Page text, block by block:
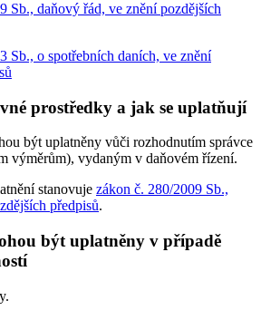
Sb., daňový řád, ve znění pozdějších
Sb., o spotřebních daních, ve znění
prostředky a jak se uplatňují
být uplatněny vůči rozhodnutím správce
výměrům), vydaným v daňovém řízení.
stanovuje zákon č. 280/2009 Sb.,
předpisů.
být uplatněny v případě